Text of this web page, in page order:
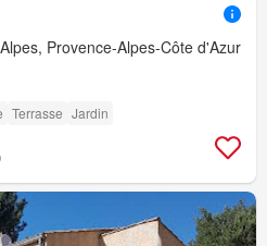
Provence-Alpes-Côte d'Azur
Terrasse Jardin